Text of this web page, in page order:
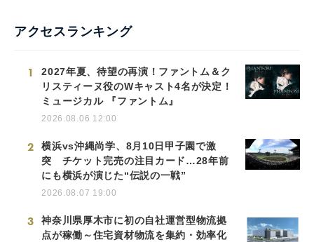
アクセスランキング
1
2027年夏、待望の再演！ファントム＆ク
リスティーヌ役のWキャスト4名が決定！
ミュージカル 『ファントム』
2026.08.06 12:00
2
横浜vs沖縄尚学、8月10日甲子園で激
突 チケット完売の注目カード…28年前
にも横浜が演じた“伝説の一戦”
2026.08.07 19:00
3
神奈川県厚木市に初の自社運営型物流拠
点が稼働～住宅資材物流を集約・効率化